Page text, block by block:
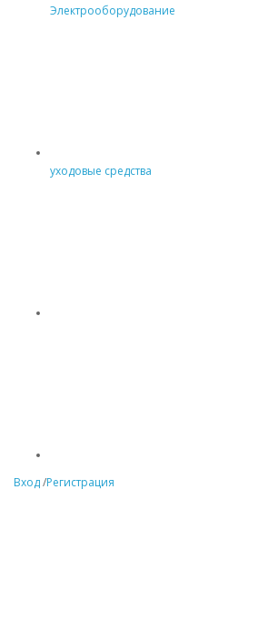
Электрооборудование
уходовые средства
Вход/Регистрация